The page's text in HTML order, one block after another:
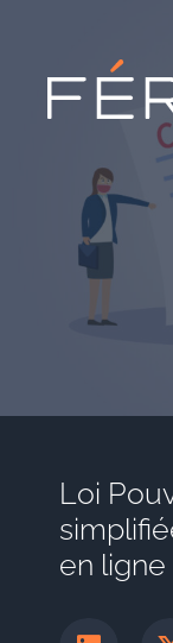
Loi
en ligne